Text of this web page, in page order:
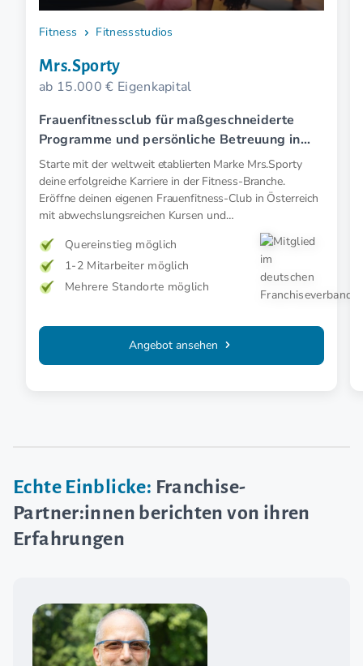
Fitness Fitnessstudios
Mrs.Sporty
ab 15.000 € Eigenkapital
Frauenfitnessclub für maßgeschneiderte
Programme und persönliche Betreuung in
Österreich.
Starte mit der weltweit etablierten Marke Mrs.Sporty
deine erfolgreiche Karriere in der Fitness-Branche.
Eröffne deinen eigenen Frauenfitness-Club in Österreich
mit abwechslungsreichen Kursen und
Ernährungskonzepten.
Quereinstieg möglich
1-2 Mitarbeiter möglich
Mehrere Standorte möglich
Angebot ansehen
Echte Einblicke: Franchise-
Partner:innen berichten von ihren
Erfahrungen